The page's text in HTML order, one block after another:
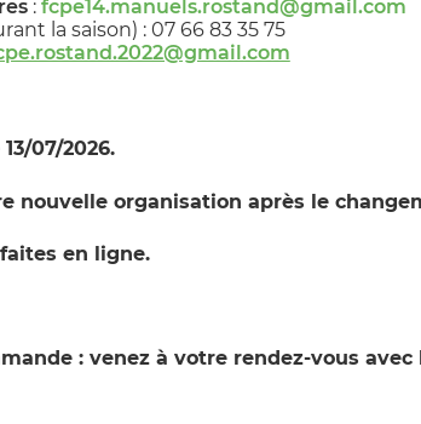
: fcpe14.manuels.rostand@gmail.com
la saison) : 07 66 83 35 75
07/2026.
nouvelle organisation après le
en ligne.
: venez à votre rendez-vous